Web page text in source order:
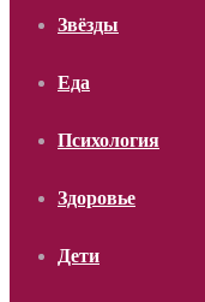
Звёзды
Еда
Психология
Здоровье
Дети